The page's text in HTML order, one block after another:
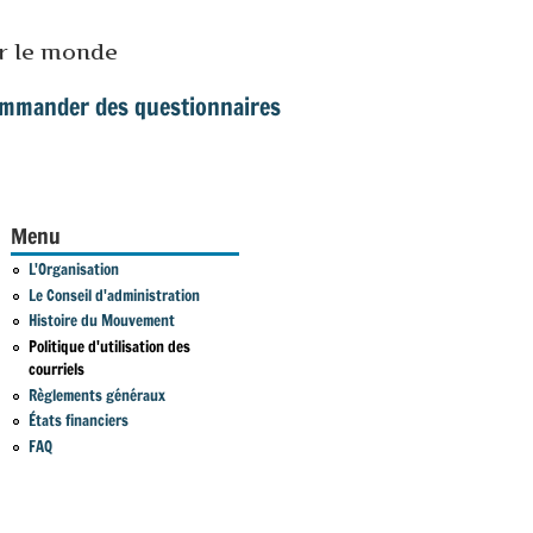
le monde
des questionnaires
Menu
L'Organisation
Le Conseil d'administration
Histoire du Mouvement
Politique d'utilisation des
courriels
Règlements généraux
États financiers
FAQ